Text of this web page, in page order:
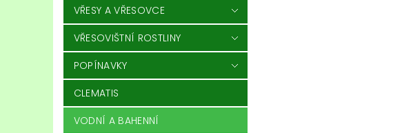
VŘESY A VŘESOVCE
VŘESOVIŠTNÍ ROSTLINY
POPÍNAVKY
CLEMATIS
VODNÍ A BAHENNÍ